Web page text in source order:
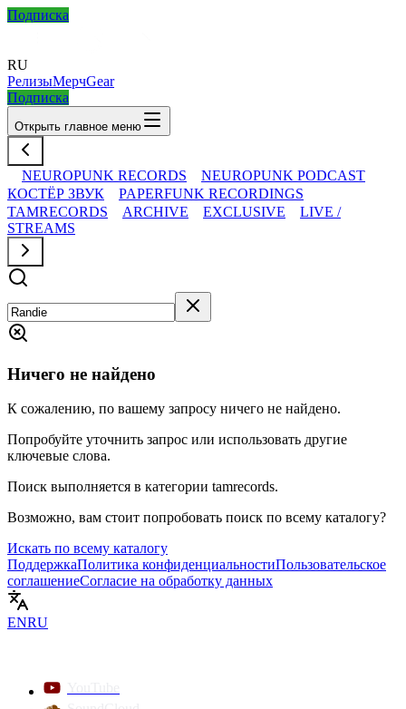
Подписка
RU
РелизыМерчGear
Подписка
Открыть главное меню
NEUROPUNK RECORDS
NEUROPUNK PODCAST
КОСТЁР ЗВУК
PAPERFUNK RECORDINGS
TAMRECORDS
ARCHIVE EXCLUSIVE
LIVE /
STREAMS
Ничего не найдено
К сожалению, по вашему запросу ничего не найдено.
Попробуйте уточнить запрос или использовать другие
ключевые слова.
Поиск выполняется в категории tamrecords.
Возможно, вам стоит попробовать поиск по всему каталогу?
Искать по всему каталогу
ПоддержкаПолитика конфиденциальностиПользовательское
соглашениеСогласие на обработку данных
ENRU